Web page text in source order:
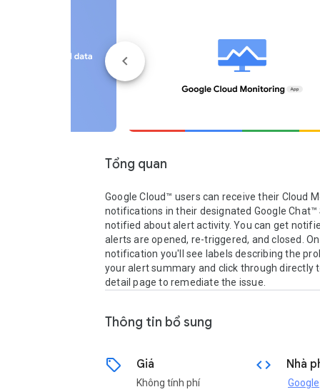
Tổng quan
Google Cloud™ users can receive their Cloud
notifications in their designated Google Chat™
notified about alert activity. You can get
alerts are opened, re-triggered, and closed.
notification you'll see labels describing the
your alert summary and click through directly
detail page to remediate the issue.
Thông tin bổ sung
sell Giá
Không tính phí
code Nhà
Google